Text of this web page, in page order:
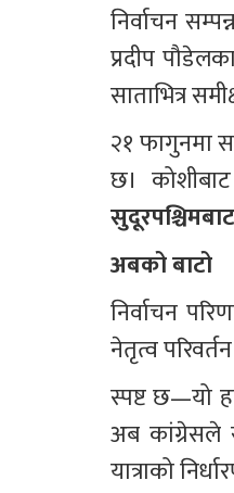
निर्वाचन
प्रदीप
साताभित्र
२१ फागुनमा
छ।
अबको बाटो
निर्वाचन
नेतृत्व
स्पष्ट छ—यो
अब कांग्रेसले
यात्राको